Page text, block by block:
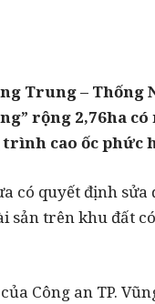
Trung – Thống
rộng 2,76ha
cao ốc phức
có quyết định
sản trên khu đất
Công an TP.